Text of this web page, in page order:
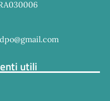
utili